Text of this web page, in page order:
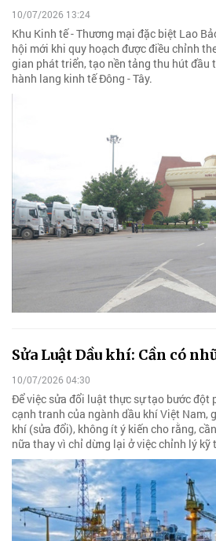
10/07/2026 13:24
Khu Kinh tế - Thương mại đặc biệt Lao
hội mới khi quy hoạch được điều chỉnh
gian phát triển, tạo nền tảng thu hút đầu
hành lang kinh tế Đông - Tây.
Sửa Luật Dầu khí: Cần có
10/07/2026 04:30
Để việc sửa đổi luật thực sự tạo bước đột
cạnh tranh của ngành dầu khí Việt Nam,
khí (sửa đổi), không ít ý kiến cho rằng,
nữa thay vì chỉ dừng lại ở việc chỉnh lý kỹ